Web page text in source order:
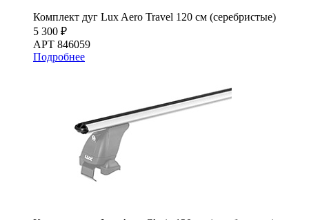
Комплект дуг Lux Aero Travel 120 см (серебристые)
5 300 ₽
АРТ 846059
Подробнее